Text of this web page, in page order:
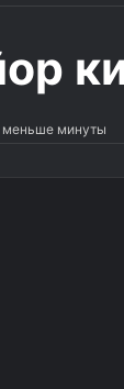
меньше минуты